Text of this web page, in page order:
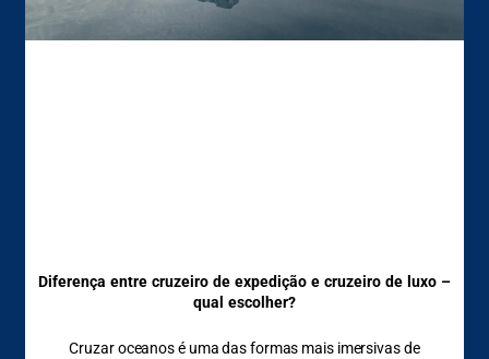
Diferença entre cruzeiro de expedição e cruzeiro de luxo –
qual escolher?
Cruzar oceanos é uma das formas mais imersivas de